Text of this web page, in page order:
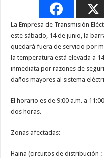
La Empresa de Transmisión
este sábado, 14 de junio, la
quedará fuera de servicio por
la temperatura está elevada a
inmediata por razones de
daños mayores al sistema
El horario es de 9:00 a.m. a
dos horas.
Zonas afectadas:
Haina (circuitos de distribución :